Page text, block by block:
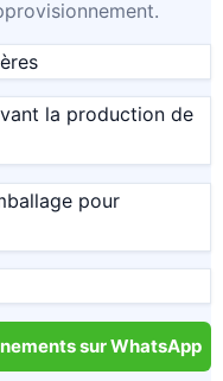
la production de
pour
sur WhatsApp